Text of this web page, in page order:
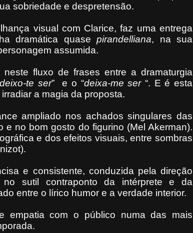
sobriedade e despretensão.
visual com Clarice, faz uma entrega
dramática quase pirandelliana, na sua
assumida.
fluxo de frases entre a dramaturgia
deixo-te ser” e o “deixa-me ser“. E é esta
a magia da proposta.
ampliado nos achados singulares das
e no bom gosto do figurino (Mel Akerman).
e dos efeitos visuais, entre sombras
e consistente, conduzida pela direção
no sutil contraponto da intérprete e da
entre o lírico humor e a verdade interior.
empatia com o público numa das mais